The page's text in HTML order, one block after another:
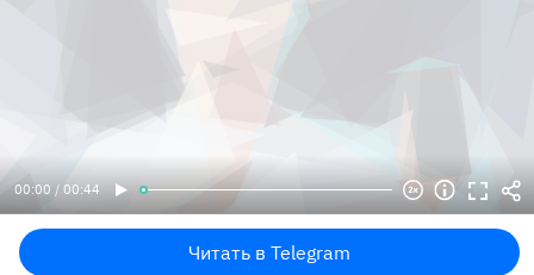
00:00 / 00:44
Читать в Telegram